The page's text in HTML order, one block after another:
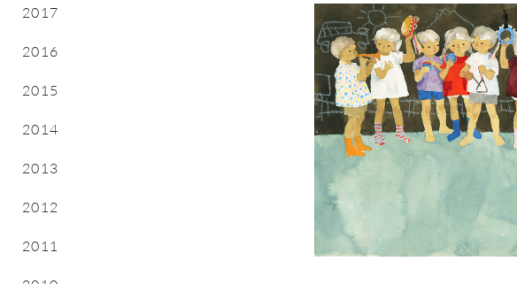
2017
2016
2015
2014
2013
2012
2011